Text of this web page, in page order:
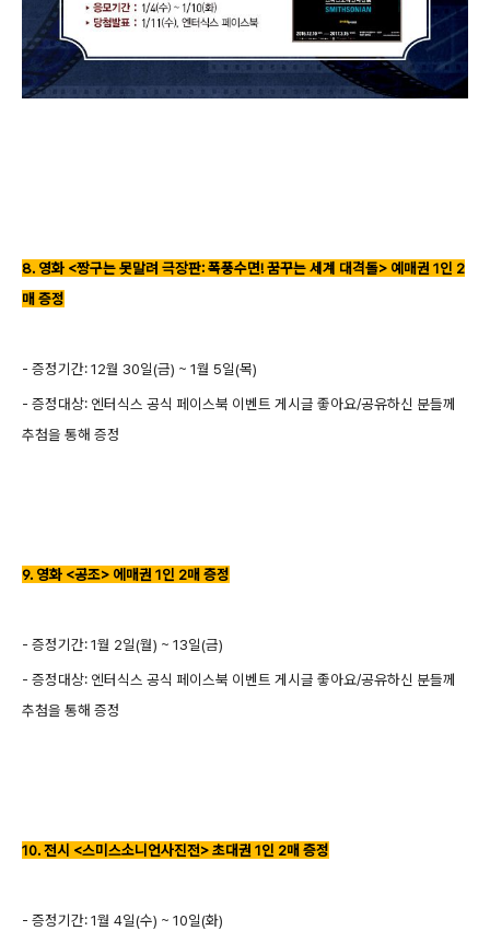
8. 영화 <짱구는 못말려 극장판: 폭풍수면! 꿈꾸는 세계 대격돌> 예매권 1인 2
매 증정
- 증정기간: 12월 30일(금) ~ 1월 5일(목)
- 증정대상: 엔터식스 공식 페이스북 이벤트 게시글 좋아요/공유하신 분들께
추첨을 통해 증정
9. 영화 <공조> 에매권 1인 2매 증정
- 증정기간: 1월 2일(월) ~ 13일(금)
- 증정대상: 엔터식스 공식 페이스북 이벤트 게시글 좋아요/공유하신 분들께
추첨을 통해 증정
10. 전시 <스미스소니언사진전> 초대권 1인 2매 증정
- 증정기간: 1월 4일(수) ~ 10일(화)